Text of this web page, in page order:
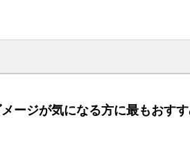
ージが気になる方に最もおす